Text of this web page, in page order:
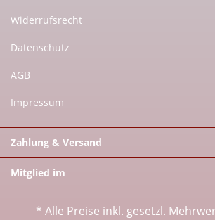
Widerrufsrecht
Datenschutz
AGB
Impressum
Zahlung & Versand
Mitglied im
* Alle Preise inkl. gesetzl.